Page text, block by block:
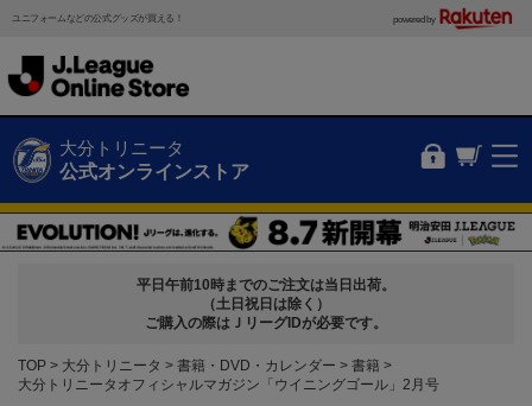
ユニフォームなどの公式グッズが買える！ powered by
大分トリニータ
公式オンラインストア
平日午前10時までのご注文は当日出荷。
（土日祝日は除く）
ご購入の際はＪリーグIDが必要です。
TOP 大分トリニータ 書籍・DVD・カレンダー
書籍
大分トリニータオフィシャルマガジン「ウイニングゴール」2月号